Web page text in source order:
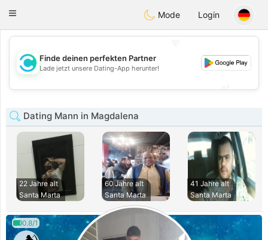
olombiaCitas
Toggle
Mode Login
💖
💕
Finde deinen perfekten Partner
Lade jetzt unsere Dating-App herunter!
Dating Mann in Magdalena
22 Jahre alt
Santa Marta
60 Jahre alt
Santa Marta
41 Jahre alt
Santa Marta
0.8/1